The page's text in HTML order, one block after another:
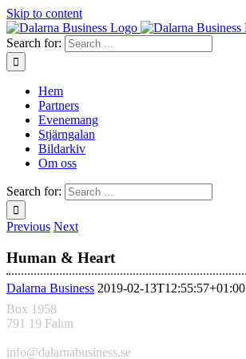
Skip to content
Search for:
Hem
Partners
Evenemang
Stjärngalan
Bildarkiv
Om oss
Search for:
Previous Next
Human & Heart
Dalarna Business 2019-02-13T12:55:57+01:00
Box 1958
791 19 Falun
info@dalarnabusiness.se